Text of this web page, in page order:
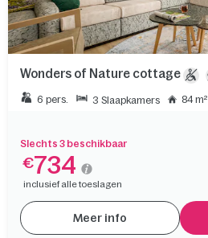
Wonders of Nature cottage
6 pers. 3 Slaapkamers 84 m²
Slechts 3 beschikbaar
€734
inclusief alle toeslagen
Meer info